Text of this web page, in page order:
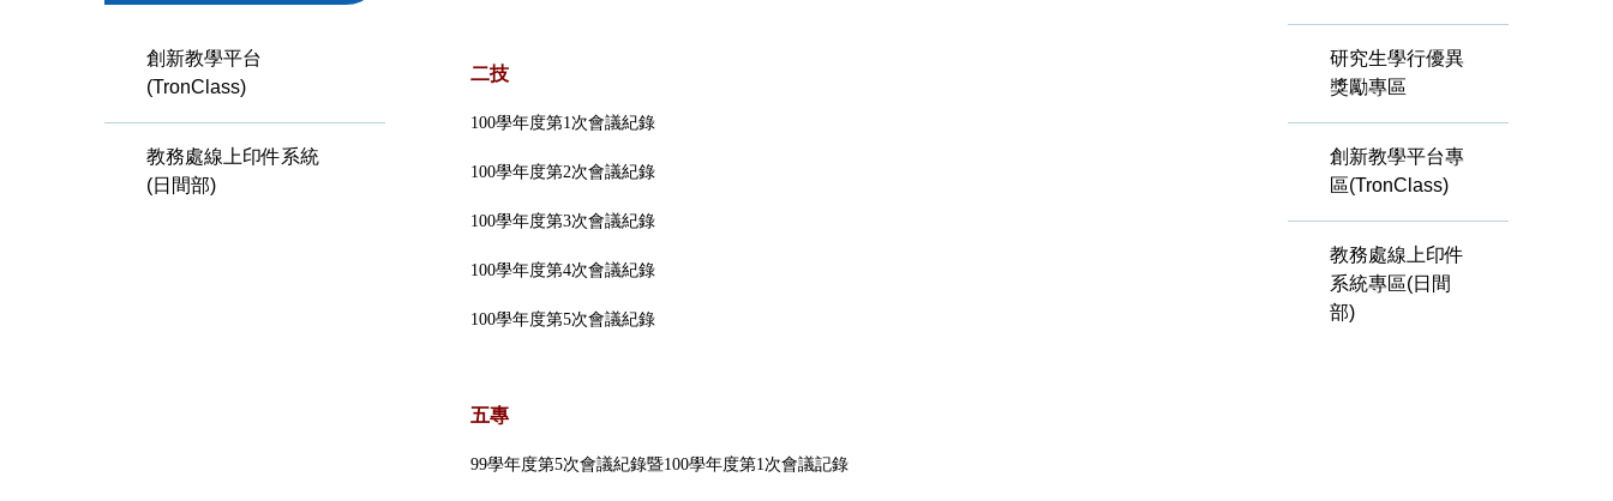
創新教學平台
(TronClass)
教務處線上印件系統
(日間部)
二技
100學年度第1次會議紀錄
100學年度第2次會議紀錄
100學年度第3次會議紀錄
100學年度第4次會議紀錄
100學年度第5次會議紀錄
五專
99學年度第5次會議紀錄暨100學年度第1次會議記錄
研究生學行優異
獎勵專區
創新教學平台專
區(TronClass)
教務處線上印件
系統專區(日間
部)